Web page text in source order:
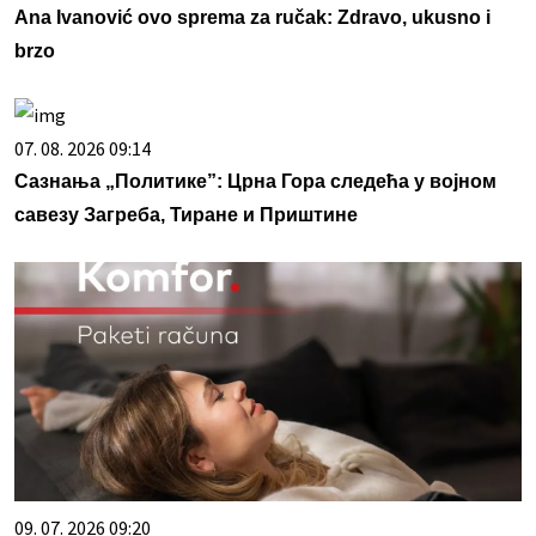
Ana Ivanović ovo sprema za ručak: Zdravo, ukusno i
brzo
07. 08. 2026 09:14
Сазнања „Политике”: Црна Гора следећа у војном
савезу Загреба, Тиране и Приштине
09. 07. 2026 09:20